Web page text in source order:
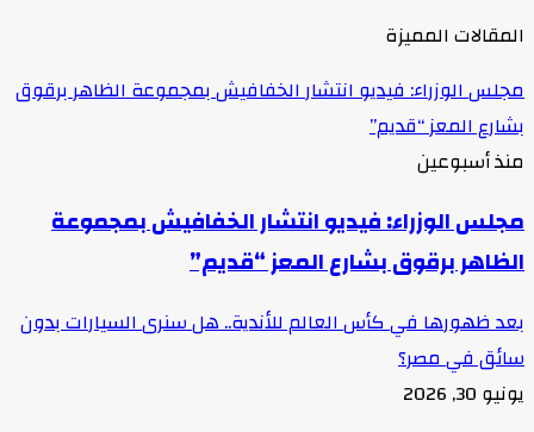
المقالات المميزة
مجلس الوزراء: فيديو انتشار الخفافيش بمجموعة الظاهر برقوق
بشارع المعز “قديم”
منذ أسبوعين
مجلس الوزراء: فيديو انتشار الخفافيش بمجموعة
الظاهر برقوق بشارع المعز “قديم”
بعد ظهورها في كأس العالم للأندية.. هل سنرى السيارات بدون
سائق في مصر؟
يونيو 30, 2026